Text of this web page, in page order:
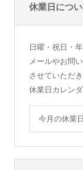
休業日につ
日曜・祝日・
メールやお問
させていただき
休業日カレン
今月の休業日